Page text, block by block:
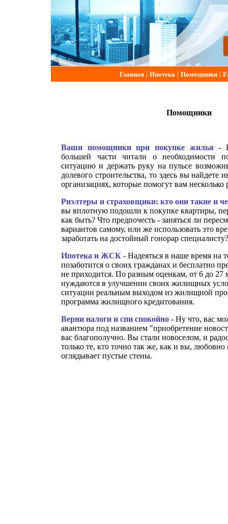
Главная| Ипотека | Помощники|
Помощники
Ваши помощники при покупке жилья-
большей части читали о необходимости
ситуацию и держать руку на пульсе
долевого строительства, то здесь вы
организациях, которые помогут вам несколько
Риэлтеры и страховщики: кто они такие и
вы вплотную подошли к покупке квартиры,
как быть? Что предпочесть - заняться ли
вариантов самому, или же использовать это
заработать на достойный гонорар специалисту?
Ипотека и ЖСК - Надеяться в наше время на
позаботится о своих гражданах и бесплатно
не приходится. По разным оценкам, от 6 до 27
нуждаются в улучшении своих жилищных
ситуации реальным выходом из жилищной
программа жилищного кредитования.
Верни налоги и спи спокойно - Ну что, вас
авантюра под названием "приобретение
вас благополучно. Вы стали новоселом, и
только те, кто точно так же, как и вы, любовно
оглядывает пустые стены.